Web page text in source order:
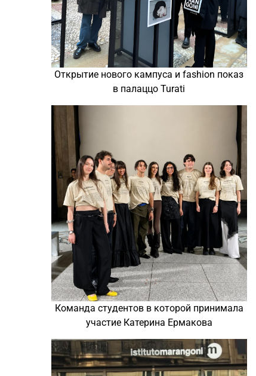
Открытие нового кампуса и fashion показ
в палаццо Turati
Команда студентов в которой принимала
участие Катерина Ермакова